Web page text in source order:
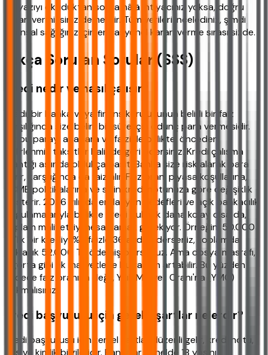
Bu yazıyı okuduktan sonra hâlä ihtiyacınız yoksa, doğru
kararı vermişsiniz demektir. Tüm verileri incelediniz, şimdi
finansal sağlığınız için en rasyonel kararı verme sırası sizde.
Sıkça Sorulan Sorular (SSS)
Kredi nedir ve nasıl çalışır?
Kredi, bir banka veya finans kuruluşunun belirli bir faiz
karşılığında size belirli bir süre için ödünç para vermesidir.
Siz bu parayı anapara ve faiziyle birlikte, önceden
belirlenmiş taksitler halinde geri ödersiniz. Kredi çalışma
mantığı aslında oldukça basit: Banka size risk alarak para
verir, karşılığında da faiz alır. Faiz oranı piyasa koşullarına,
TCMB politikalarına ve sizin kredi notunuza göre değişiklik
gösterir. 2026 yılında enflasyon hedefleri ve açık bankacılık
uygulamalarıyla birlikte kredi bulmak daha kolay olsa da,
toplam maliyeti iyi hesaplamak gerekiyor. Örneğin, 50.000
TL'lik bir krediyi %2 faizle 36 ayda öderseniz, toplamda
yaklaşık 52.000 TL ödemiş olursunuz. Ama dosya masrafı,
sigorta gibi ek maliyetlerle bu rakam artabilir. Bu yüzden
sadece faiz oranına değil, Yıllık Maliyet Oranı'na (YMO)
bakmalısınız.
Kredi başvurusu için gerekli şartlar nelerdir?
Kredi başvurusu için temel şartlar düzenli gelir, kredi notu,